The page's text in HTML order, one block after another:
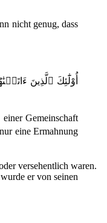
nicht genug, dass
Gemeinschaft
eine Ermahnung
versehentlich waren.
er von seinen